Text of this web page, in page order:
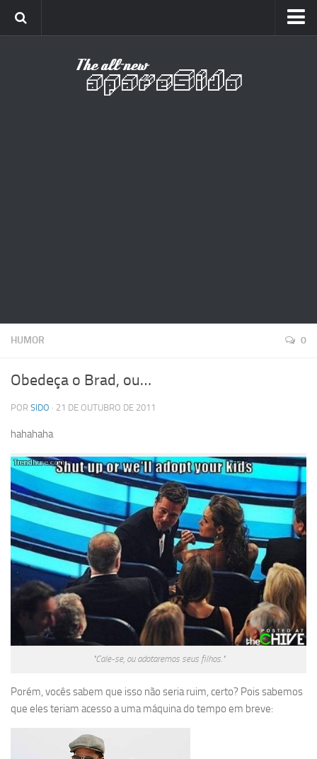
HUMOR 0
Obedeça o Brad, ou…
POR SIDO · 21 DE OUTUBRO DE 2011
hahahaha
"Cale-se, ou adotaremos seus filhos."
Porém, vocês sabem que isso não seria ruim, certo? Pois sabemos
que eles teriam acesso a uma máquina do tempo em breve: